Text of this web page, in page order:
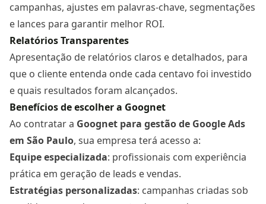
campanhas, ajustes em palavras-chave, segmentações
e lances para garantir melhor ROI.
Relatórios Transparentes
Apresentação de relatórios claros e detalhados, para
que o cliente entenda onde cada centavo foi investido
e quais resultados foram alcançados.
Benefícios de escolher a Goognet
Ao contratar a Goognet para gestão de Google Ads
em São Paulo, sua empresa terá acesso a:
Equipe especializada: profissionais com experiência
prática em geração de leads e vendas.
Estratégias personalizadas: campanhas criadas sob